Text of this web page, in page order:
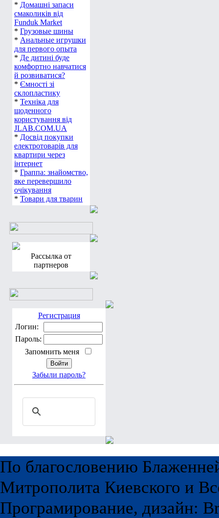
* Домашні запаси
смаколиків від
Funduk Market
* Грузовые шины
* Анальные игрушки
для первого опыта
* Де дитині буде
комфортно навчатися
й розвиватися?
* Ємності зі
склопластику
* Техніка для
щоденного
користування від
JLAB.COM.UA
* Досвід покупки
електротоварів для
квартири через
інтернет
* Граппа: знайомство,
яке перевершило
очікування
* Товари для тварин
Рассылка от
партнеров
Регистрация
Логин:
Пароль:
Запомнить меня
Забыли пароль?
По благословению
Митрополита Киевского и
Програмирование, дизайн: